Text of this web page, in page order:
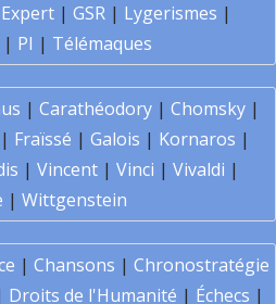
Expert| GSR| Lygerismes |
| PI | Télémaques
| Carathéodory| Chomsky|
| Fraïssé | Galois | Kornaros |
| Vincent | Vinci | Vivaldi |
| Wittgenstein
| Chansons | Chronostratégie
Droits de l'Humanité | Échecs |